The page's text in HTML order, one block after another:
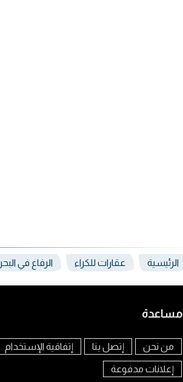
الرئيسية عقارات للكراء الرفاع في
مساعدة
من نحن إتصل بنا إتفاقية الإستخدام
إعلانات مدفوعة